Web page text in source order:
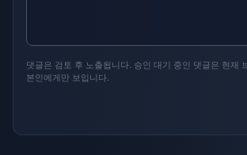
댓글은 검토 후 노출됩니다. 승인 대기 중인 댓글은 현재
본인에게만 보입니다.